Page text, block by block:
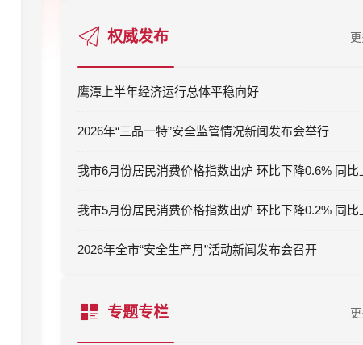
权威发布
鹰潭上半年经济运行总体平稳向好
2026年“三品一特”安全监管情况新闻发布会举行
2026年全市“安全生产月”活动新闻发布会召开
专题专栏